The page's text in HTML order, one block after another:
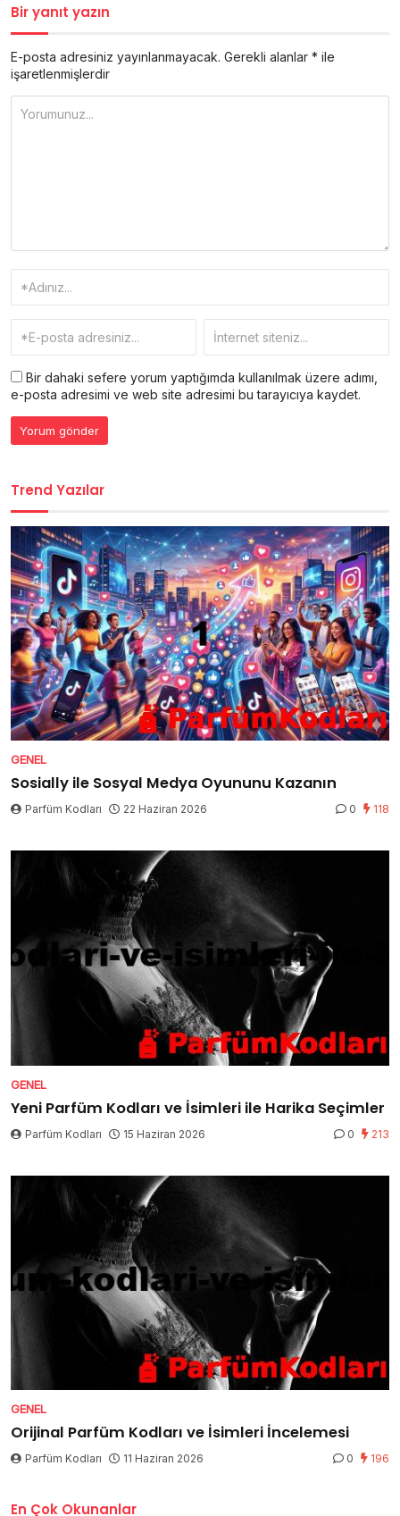
Bir yanıt yazın
E-posta adresiniz yayınlanmayacak. Gerekli alanlar * ile
işaretlenmişlerdir
Bir dahaki sefere yorum yaptığımda kullanılmak üzere adımı,
e-posta adresimi ve web site adresimi bu tarayıcıya kaydet.
Trend Yazılar
GENEL
Sosially ile Sosyal Medya Oyununu Kazanın
Parfüm Kodları 22 Haziran 2026 0 118
GENEL
Yeni Parfüm Kodları ve İsimleri ile Harika Seçimler
Parfüm Kodları 15 Haziran 2026 0 213
GENEL
Orijinal Parfüm Kodları ve İsimleri İncelemesi
Parfüm Kodları 11 Haziran 2026 0 196
En Çok Okunanlar